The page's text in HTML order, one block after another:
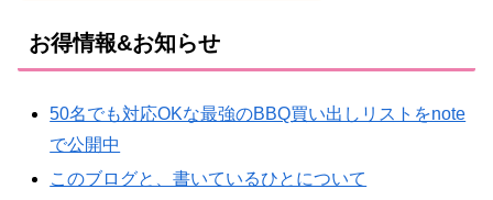
お得情報&お知らせ
50名でも対応OKな最強のBBQ買い出しリストをnote
で公開中
このブログと、書いているひとについて